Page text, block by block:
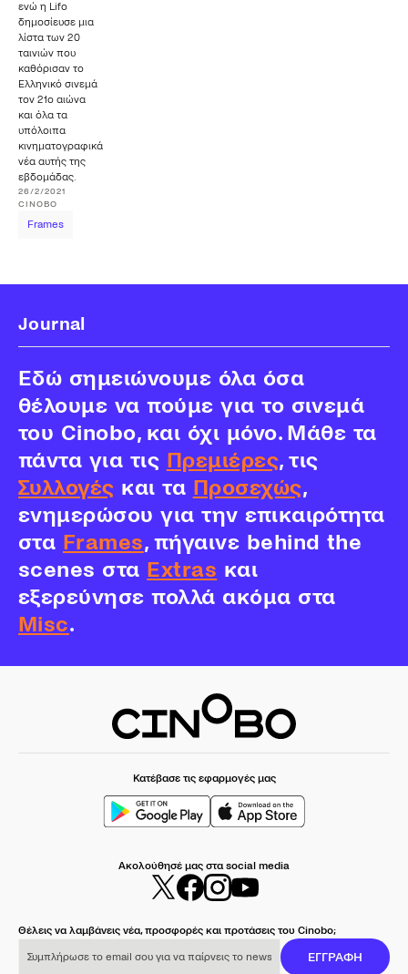
ενώ η Lifo
δημοσίευσε μια
λίστα των 20
ταινιών που
καθόρισαν το
Ελληνικό σινεμά
τον 21ο αιώνα
και όλα τα
υπόλοιπα
κινηματογραφικά
νέα αυτής της
εβδομάδας.
26/2/2021
CINOBO
Frames
Journal
Εδώ σημειώνουμε όλα όσα
θέλουμε να πούμε για το σινεμά
του Cinobo, και όχι μόνο. Μάθε τα
πάντα για τις Πρεμιέρες, τις
Συλλογές και τα Προσεχώς,
ενημερώσου για την επικαιρότητα
στα Frames, πήγαινε behind the
scenes στα Extras και
εξερεύνησε πολλά ακόμα στα
Misc.
Κατέβασε τις εφαρμογές μας
Ακολούθησέ μας στα social media
Θέλεις να λαμβάνεις νέα, προσφορές και προτάσεις του Cinobo;
ΕΓΓΡΑΦΗ